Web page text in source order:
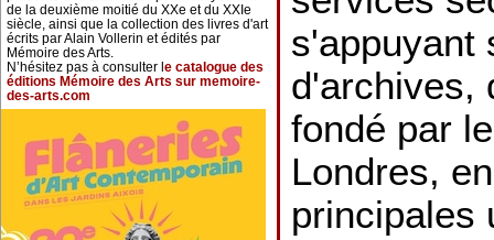
de la deuxième moitié du XXe et du XXIe
siècle, ainsi que la collection des livres d'art
écrits par Alain Vollerin et édités par
Mémoire des Arts.
N’hésitez pas à consulter l e catalogue des
éditions Mémoire des Arts sur memoire-
des-arts.com
s'appuyant
d'archives,
fondé par
Londres,
principales